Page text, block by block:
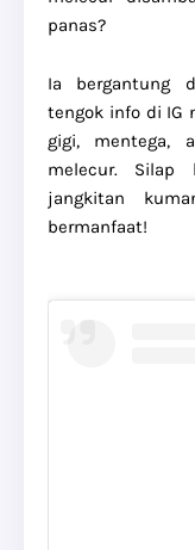
panas?
Ia bergantung
tengok info di IG
gigi, mentega,
melecur. Silap
jangkitan
bermanfaat!